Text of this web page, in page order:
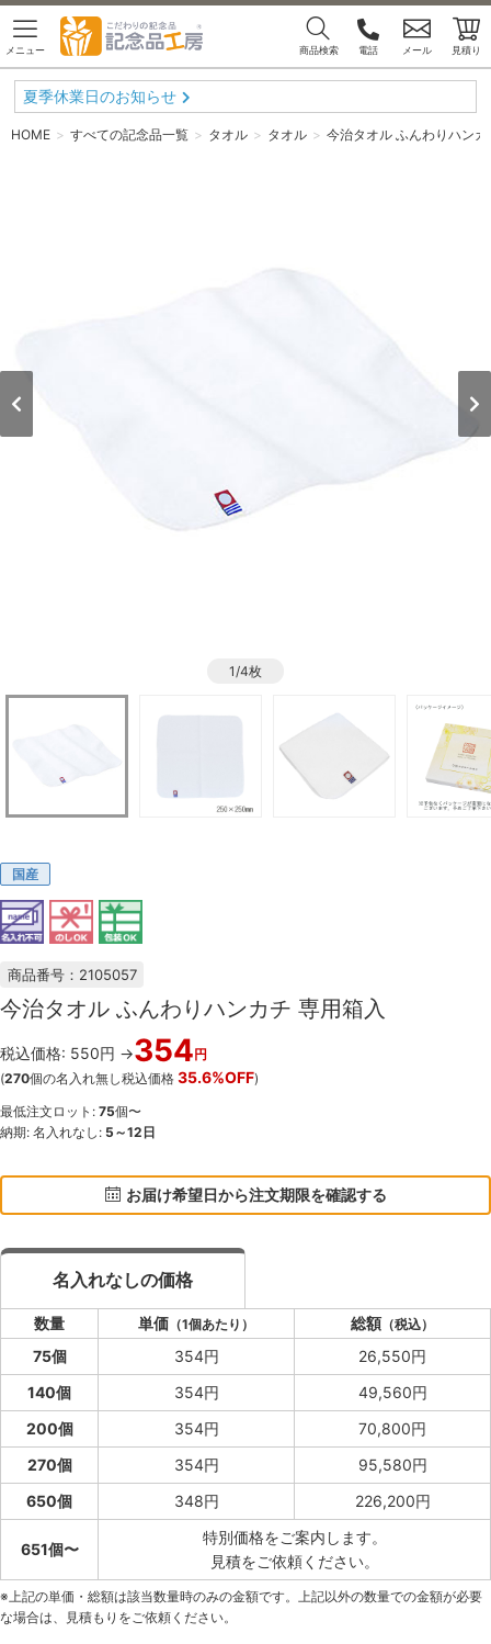
メニュー 商品検索 電話 メール 見積り
夏季休業日のお知らせ
HOME すべての記念品一覧 タオル タオル 今治タオル ふんわりハン
1/4枚
国産
商品番号：2105057
今治タオル ふんわりハンカチ 専用箱入
税込価格: 550円 →354円
(270個の名入れ無し税込価格 35.6%OFF)
最低注文ロット: 75個〜
納期: 名入れなし: 5～12日
お届け希望日から注文期限を確認する
名入れなしの価格
数量 単価 （1個あたり） 総額 （税込）
75個 354円
26,550円
140個
354円
49,560円
200個
354円
70,800円
270個
354円
95,580円
650個
348円 226,200円
651個〜
特別価格をご案内します。
見積をご依頼ください。
※上記の単価・総額は該当数量時のみの金額です。上記以外の数量での金額が必要
な場合は、見積もりをご依頼ください。